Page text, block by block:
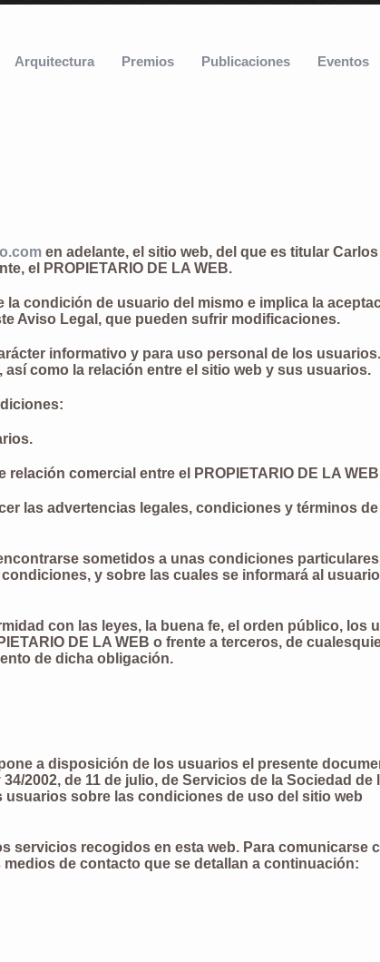
Arquitectura Premios Publicaciones Eventos
en adelante, el sitio web, del que es titular
el PROPIETARIO DE LA WEB.
la condición de usuario del mismo e implica la
Aviso Legal, que pueden sufrir modificaciones.
informativo y para uso personal de los
como la relación entre el sitio web y sus usuarios.
comercial entre el PROPIETARIO DE LA
las advertencias legales, condiciones y términos
sometidos a unas condiciones
y sobre las cuales se informará al
con las leyes, la buena fe, el orden público, los
DE LA WEB o frente a terceros, de
de dicha obligación.
a disposición de los usuarios el presente
2002, de 11 de julio, de Servicios de la Sociedad de
sobre las condiciones de uso del sitio web
servicios recogidos en esta web. Para comunicarse
de contacto que se detallan a continuación: